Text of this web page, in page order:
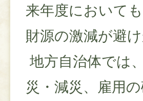
来年度において
財源の激減が避
地方自治体では
災・減災、雇用